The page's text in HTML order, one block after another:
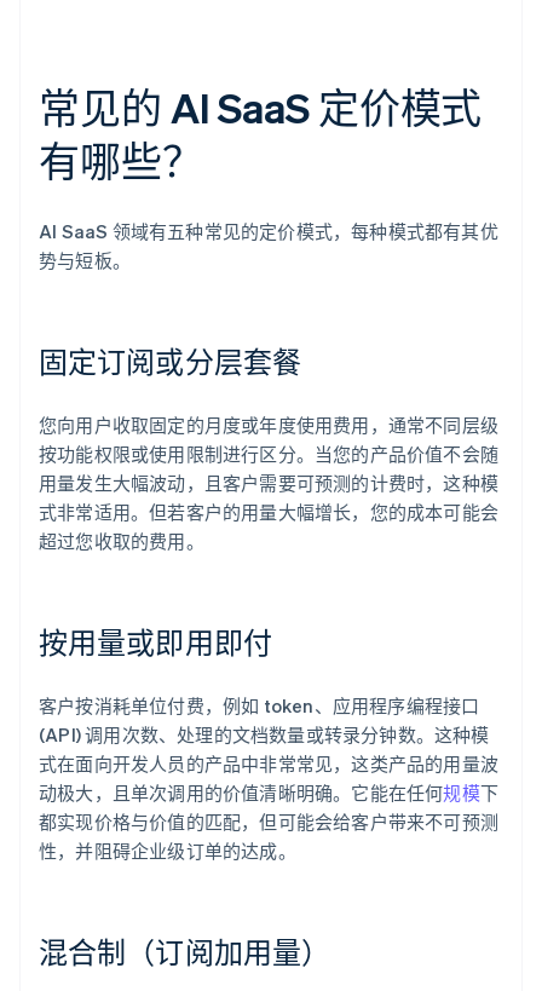
常见的 AI SaaS 定价模式
有哪些？
AI SaaS 领域有五种常见的定价模式，每种模式都有其优
势与短板。
固定订阅或分层套餐
您向用户收取固定的月度或年度使用费用，通常不同层级
按功能权限或使用限制进行区分。当您的产品价值不会随
用量发生大幅波动，且客户需要可预测的计费时，这种模
式非常适用。但若客户的用量大幅增长，您的成本可能会
超过您收取的费用。
按用量或即用即付
客户按消耗单位付费，例如 token、应用程序编程接口
(API) 调用次数、处理的文档数量或转录分钟数。这种模
式在面向开发人员的产品中非常常见，这类产品的用量波
动极大，且单次调用的价值清晰明确。它能在任何规模下
都实现价格与价值的匹配，但可能会给客户带来不可预测
性，并阻碍企业级订单的达成。
混合制（订阅加用量）